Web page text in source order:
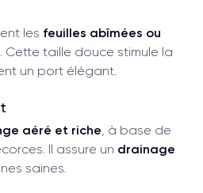
les feuilles abîmées ou
Cette taille douce stimule la
un port élégant.
aéré et riche , à base de
Il assure un drainage
saines.